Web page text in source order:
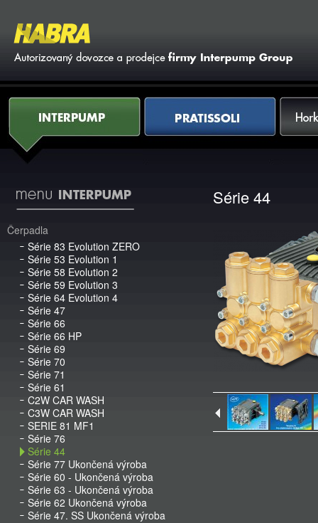
Interpump Pratissoli
Série 44
Čerpadla
Série 83 Evolution ZERO
Série 53 Evolution 1
Série 58 Evolution 2
Série 59 Evolution 3
Série 64 Evolution 4
Série 47
Série 66
Série 66 HP
Série 69
Série 70
Série 71
Série 61
C2W CAR WASH
C3W CAR WASH
SERIE 81 MF1
Série 76
Série 44
Série 77 Ukončená výroba
Série 60 - Ukončená výroba
Série 63 - Ukončená výroba
Série 62 Ukončená výroba
Série 47. SS Ukončená výroba